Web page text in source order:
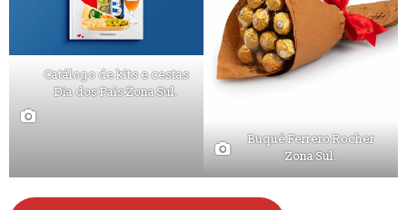
Catálogo de kits e cestas
Dia dos Pais Zona Sul.
Buquê Ferrero Rocher
Zona Sul.